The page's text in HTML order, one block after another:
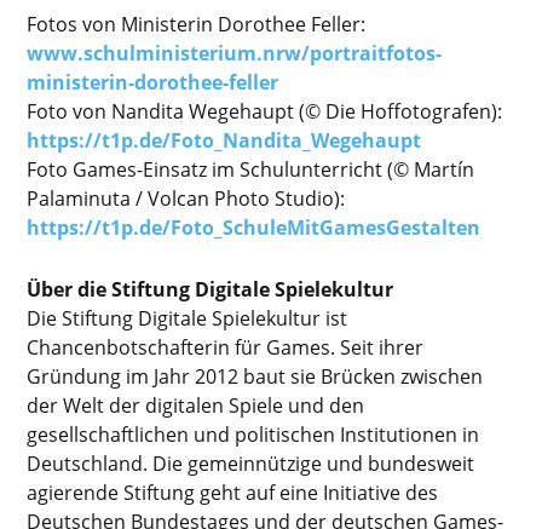
Fotos von Ministerin Dorothee Feller:
www.schulministerium.nrw/portraitfotos-
ministerin-dorothee-feller
Foto von Nandita Wegehaupt (© Die Hoffotografen):
https://t1p.de/Foto_Nandita_Wegehaupt
Foto Games-Einsatz im Schulunterricht (© Martín
Palaminuta / Volcan Photo Studio):
https://t1p.de/Foto_SchuleMitGamesGestalten
Über die Stiftung Digitale Spielekultur
Die Stiftung Digitale Spielekultur ist
Chancenbotschafterin für Games. Seit ihrer
Gründung im Jahr 2012 baut sie Brücken zwischen
der Welt der digitalen Spiele und den
gesellschaftlichen und politischen Institutionen in
Deutschland. Die gemeinnützige und bundesweit
agierende Stiftung geht auf eine Initiative des
Deutschen Bundestages und der deutschen Games-